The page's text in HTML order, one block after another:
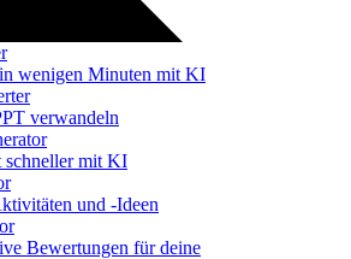
wenigen Minuten mit KI
verwandeln
schneller mit KI
und -Ideen
Bewertungen für deine